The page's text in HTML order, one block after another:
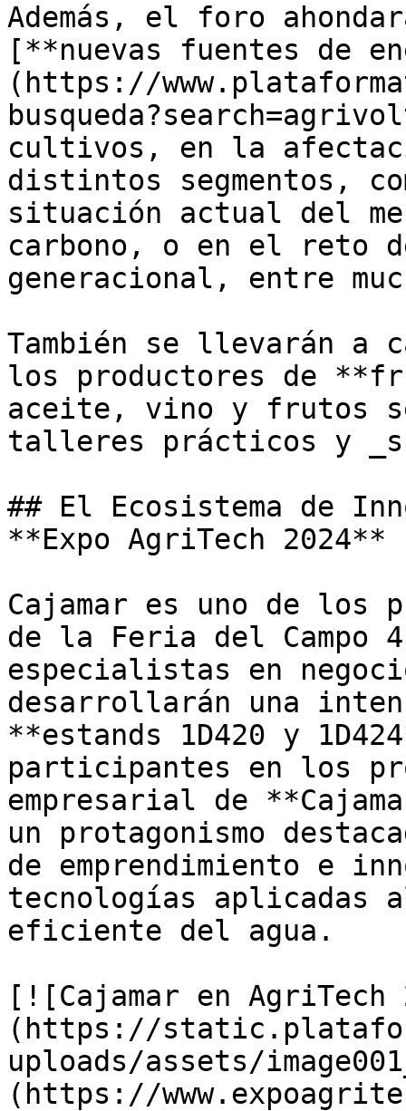
Además, el foro
[**nuevas fuentes de
(https://
cultivos, en la
distintos segmentos,
situación actual del
carbono, o en el reto
generacional, entre
También se llevarán a
los productores de
aceite, vino y frutos
talleres prácticos y
## El Ecosistema de
**Expo AgriTech 2024**
Cajamar es uno de los
de la Feria del Campo
especialistas en
desarrollarán una
**estands 1D420 y
participantes en los
empresarial de
un protagonismo
de emprendimiento e
tecnologías aplicadas
eficiente del agua.
[![Cajamar en AgriTech
(https://
uploads/assets/
(https://